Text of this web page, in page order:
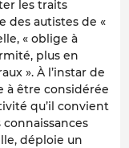
les traits
des autistes de «
« oblige à
plus en
». À l’instar de
à être considérée
qu’il convient
déploie un